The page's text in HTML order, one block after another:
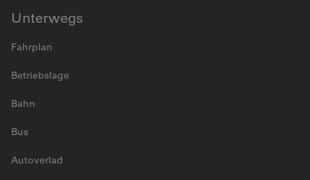
Unterwegs
Fahrplan
Betriebslage
Bahn
Bus
Autoverlad